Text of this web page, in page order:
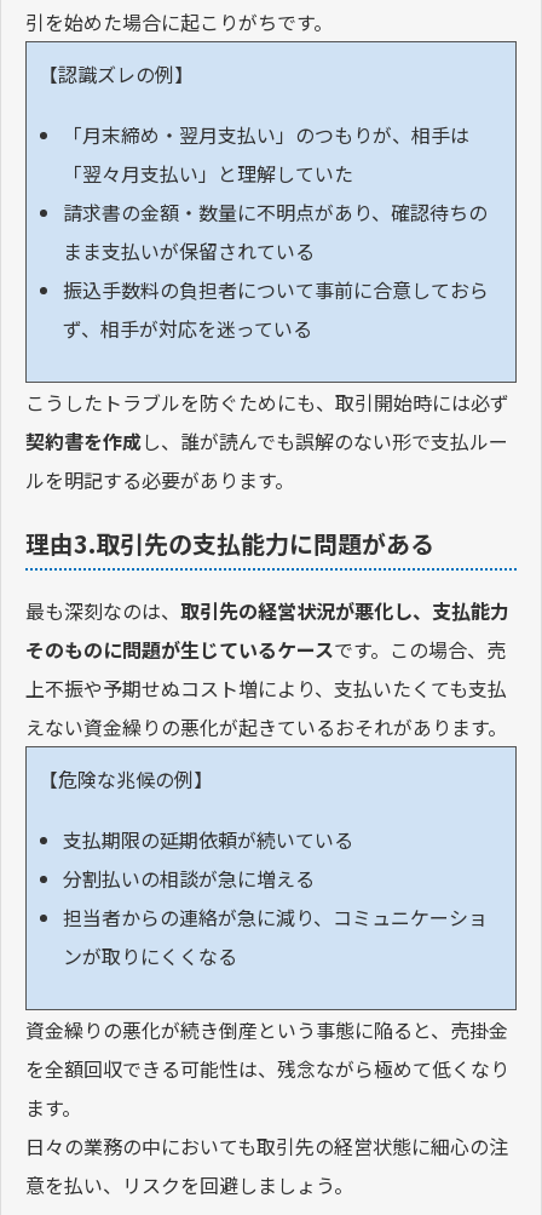
引を始めた場合に起こりがちです。
【認識ズレの例】
「月末締め・翌月支払い」のつもりが、相手は
「翌々月支払い」と理解していた
請求書の金額・数量に不明点があり、確認待ちの
まま支払いが保留されている
振込手数料の負担者について事前に合意しておら
ず、相手が対応を迷っている
こうしたトラブルを防ぐためにも、取引開始時には必ず
契約書を作成し、誰が読んでも誤解のない形で支払ルー
ルを明記する必要があります。
理由3.取引先の支払能力に問題がある
最も深刻なのは、 取引先の経営状況が悪化し、支払能力
そのものに問題が生じているケースです。この場合、売
上不振や予期せぬコスト増により、支払いたくても支払
えない資金繰りの悪化が起きているおそれがあります。
【危険な兆候の例】
支払期限の延期依頼が続いている
分割払いの相談が急に増える
担当者からの連絡が急に減り、コミュニケーショ
ンが取りにくくなる
資金繰りの悪化が続き倒産という事態に陥ると、売掛金
を全額回収できる可能性は、残念ながら極めて低くなり
ます。
日々の業務の中においても取引先の経営状態に細心の注
意を払い、リスクを回避しましょう。